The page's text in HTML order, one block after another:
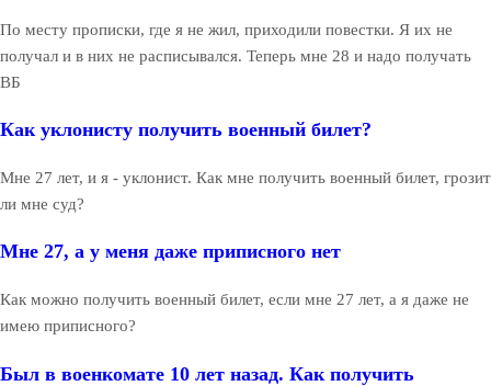
По месту прописки, где я не жил, приходили повестки. Я их не
получал и в них не расписывался. Теперь мне 28 и надо получать
ВБ
Как уклонисту получить военный билет?
Мне 27 лет, и я - уклонист. Как мне получить военный билет, грозит
ли мне суд?
Мне 27, а у меня даже приписного нет
Как можно получить военный билет, если мне 27 лет, а я даже не
имею приписного?
Был в военкомате 10 лет назад. Как получить